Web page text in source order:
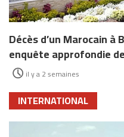
Décès d’un Marocain
enquête approfondie
il y a 2 semaines
INTERNATIONAL